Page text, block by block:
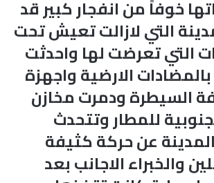
خوفاً من انفجار كبير قد
التي لازالت تعيش تحت
التي تعرضت لها واحدثت
الارضية واجهزة
السيطرة ودمرت مخازن
للمطار وتتحدث
عن حركة كثيفة
والخبراء الاجانب بعد